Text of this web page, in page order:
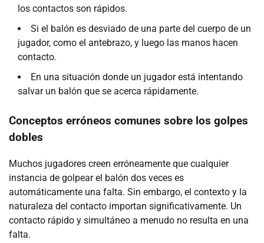
los contactos son rápidos.
Si el balón es desviado de una parte del cuerpo de un
jugador, como el antebrazo, y luego las manos hacen
contacto.
En una situación donde un jugador está intentando
salvar un balón que se acerca rápidamente.
Conceptos erróneos comunes sobre los golpes
dobles
Muchos jugadores creen erróneamente que cualquier
instancia de golpear el balón dos veces es
automáticamente una falta. Sin embargo, el contexto y la
naturaleza del contacto importan significativamente. Un
contacto rápido y simultáneo a menudo no resulta en una
falta.